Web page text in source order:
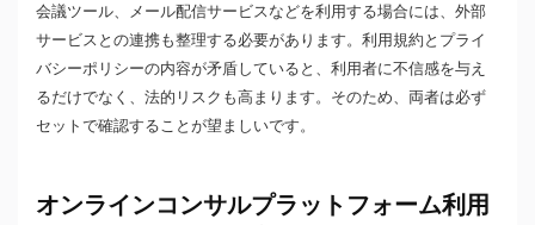
会議ツール、メール配信サービスなどを利用する場合には、外部
サービスとの連携も整理する必要があります。利用規約とプライ
バシーポリシーの内容が矛盾していると、利用者に不信感を与え
るだけでなく、法的リスクも高まります。そのため、両者は必ず
セットで確認することが望ましいです。
オンラインコンサルプラットフォーム利用